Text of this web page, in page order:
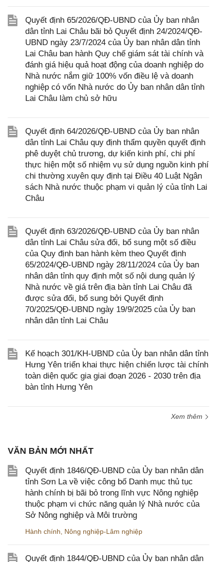
Quyết định 65/2026/QĐ-UBND của Ủy ban nhân
dân tỉnh Lai Châu bãi bỏ Quyết định 24/2024/QĐ-
UBND ngày 23/7/2024 của Ủy ban nhân dân tỉnh
Lai Châu ban hành Quy chế giám sát tài chính và
đánh giá hiệu quả hoạt động của doanh nghiệp do
Nhà nước nắm giữ 100% vốn điều lệ và doanh
nghiệp có vốn Nhà nước do Ủy ban nhân dân tỉnh
Lai Châu làm chủ sở hữu
Quyết định 64/2026/QĐ-UBND của Ủy ban nhân
dân tỉnh Lai Châu quy định thẩm quyền quyết định
phê duyệt chủ trương, dự kiến kinh phí, chi phí
thực hiện một số nhiệm vụ sử dụng nguồn kinh phí
chi thường xuyên quy định tại Điều 40 Luật Ngân
sách Nhà nước thuộc phạm vi quản lý của tỉnh Lai
Châu
Quyết định 63/2026/QĐ-UBND của Ủy ban nhân
dân tỉnh Lai Châu sửa đổi, bổ sung một số điều
của Quy định ban hành kèm theo Quyết định
65/2024/QĐ-UBND ngày 28/11/2024 của Ủy ban
nhân dân tỉnh quy định một số nội dung quản lý
Nhà nước về giá trên địa bàn tỉnh Lai Châu đã
được sửa đổi, bổ sung bởi Quyết định
70/2025/QĐ-UBND ngày 19/9/2025 của Ủy ban
nhân dân tỉnh Lai Châu
Kế hoạch 301/KH-UBND của Ủy ban nhân dân tỉnh
Hưng Yên triển khai thực hiện chiến lược tài chính
toàn diện quốc gia giai đoạn 2026 - 2030 trên địa
bàn tỉnh Hưng Yên
Xem thêm
VĂN BẢN MỚI NHẤT
Quyết định 1846/QĐ-UBND của Ủy ban nhân dân
tỉnh Sơn La về việc công bố Danh mục thủ tục
hành chính bị bãi bỏ trong lĩnh vực Nông nghiệp
thuộc phạm vi chức năng quản lý Nhà nước của
Sở Nông nghiệp và Môi trường
Hành chính Nông nghiệp-Lâm nghiệp
Quyết định 1844/QĐ-UBND của Ủy ban nhân dân